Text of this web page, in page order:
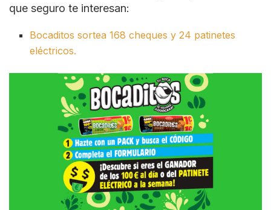
que seguro te interesan:
Bocaditos sortea 168 cheques y 24 patinetes
eléctricos.